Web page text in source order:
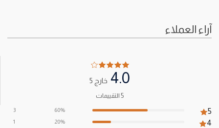
آراء العملاء
4.0 خارج 5
5 التقييمات
5
4
60%
20%
3
1